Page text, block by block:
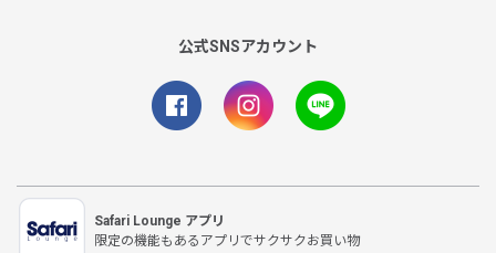
公式SNSアカウント
Safari Lounge アプリ
限定の機能もあるアプリでサクサクお買い物